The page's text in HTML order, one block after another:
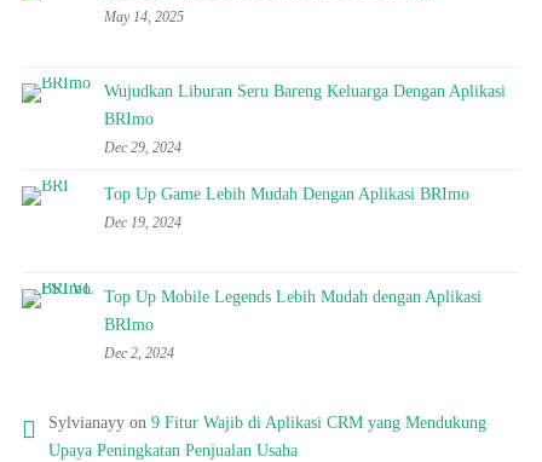
May 14, 2025
Wujudkan Liburan Seru Bareng Keluarga Dengan Aplikasi
BRImo
Dec 29, 2024
Top Up Game Lebih Mudah Dengan Aplikasi BRImo
Dec 19, 2024
Top Up Mobile Legends Lebih Mudah dengan Aplikasi
BRImo
Dec 2, 2024
Sylvianayy on 9 Fitur Wajib di Aplikasi CRM yang Mendukung
Upaya Peningkatan Penjualan Usaha